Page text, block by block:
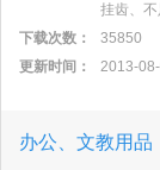
挂齿、
下载次数：
35850
更新时间：
2013-
办公、文教用品